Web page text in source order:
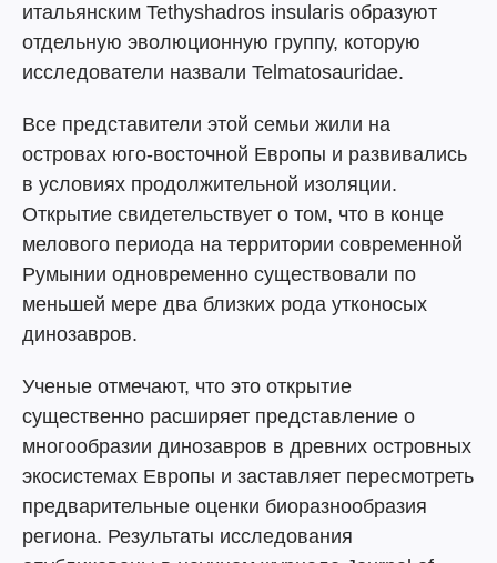
итальянским Tethyshadros insularis образуют
отдельную эволюционную группу, которую
исследователи назвали Telmatosauridae.
Все представители этой семьи жили на
островах юго-восточной Европы и развивались
в условиях продолжительной изоляции.
Открытие свидетельствует о том, что в конце
мелового периода на территории современной
Румынии одновременно существовали по
меньшей мере два близких рода утконосых
динозавров.
Ученые отмечают, что это открытие
существенно расширяет представление о
многообразии динозавров в древних островных
экосистемах Европы и заставляет пересмотреть
предварительные оценки биоразнообразия
региона. Результаты исследования